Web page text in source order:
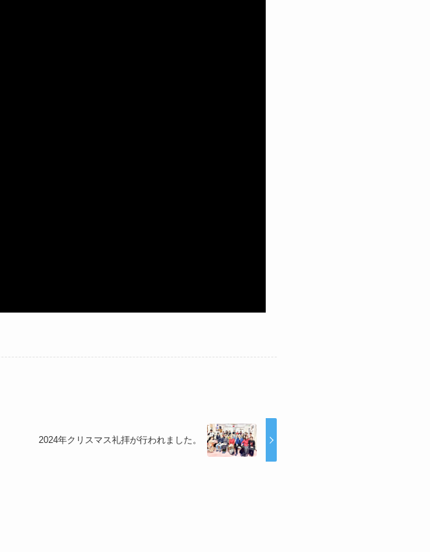
2024年クリスマス礼拝が行われました。